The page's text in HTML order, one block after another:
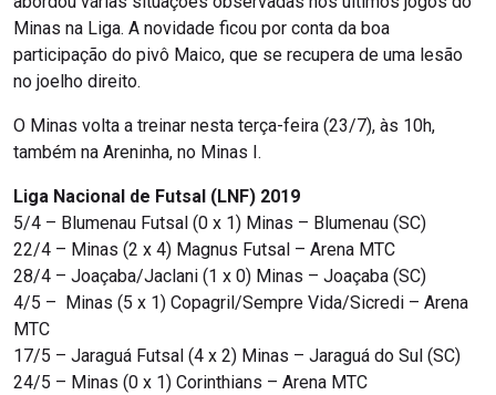
Minas na Liga. A novidade ficou por conta da boa
participação do pivô Maico, que se recupera de uma lesão
no joelho direito.
O Minas volta a treinar nesta terça-feira (23/7), às 10h,
também na Areninha, no Minas I.
Liga Nacional de Futsal (LNF) 2019
5/4 – Blumenau Futsal (0 x 1) Minas – Blumenau (SC)
22/4 – Minas (2 x 4) Magnus Futsal – Arena MTC
28/4 – Joaçaba/Jaclani (1 x 0) Minas – Joaçaba (SC)
4/5 – Minas (5 x 1) Copagril/Sempre Vida/Sicredi – Arena
MTC
17/5 – Jaraguá Futsal (4 x 2) Minas – Jaraguá do Sul (SC)
24/5 – Minas (0 x 1) Corinthians – Arena MTC